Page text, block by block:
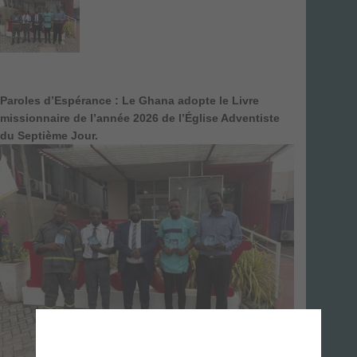
Paroles d’Espérance : Le Ghana adopte le Livre
missionnaire de l’année 2026 de l’Église Adventiste
du Septième Jour.